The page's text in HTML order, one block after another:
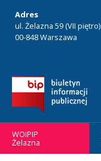
Adres
ul. Żelazna 59 (VII piętro)
00-848 Warszawa
WOIPIP
Żelazna